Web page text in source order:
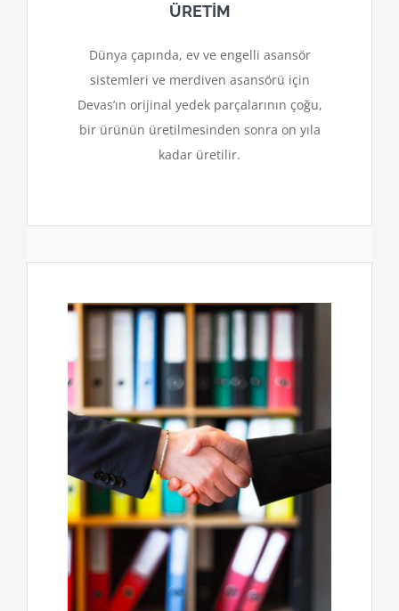
ÜRETİM
Dünya çapında, ev ve engelli asansör
sistemleri ve merdiven asansörü için
Devas’ın orijinal yedek parçalarının çoğu,
bir ürünün üretilmesinden sonra on yıla
kadar üretilir.